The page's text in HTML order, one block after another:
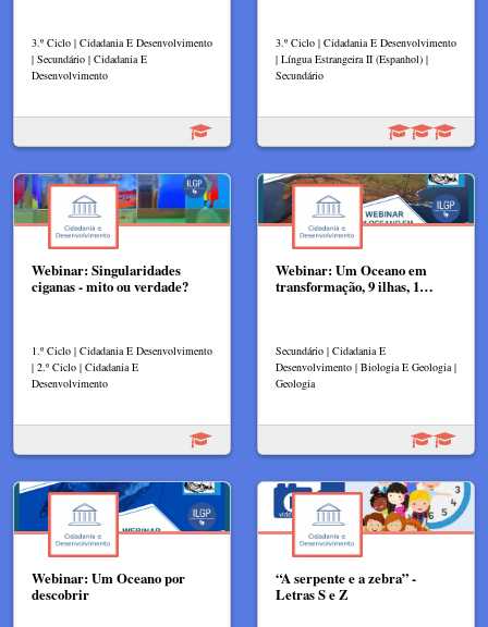
3.º Ciclo | Cidadania E Desenvolvimento
| Secundário | Cidadania E
Desenvolvimento
3.º Ciclo | Cidadania E Desenvolvimento
| Língua Estrangeira II (Espanhol) |
Secundário
Webinar: Singularidades
ciganas - mito ou verdade?
1.º Ciclo | Cidadania E Desenvolvimento
| 2.º Ciclo | Cidadania E
Desenvolvimento
Webinar: Um Oceano em
transformação, 9 ilhas, 1…
Secundário | Cidadania E
Desenvolvimento | Biologia E Geologia |
Geologia
Webinar: Um Oceano por
descobrir
“A serpente e a zebra” -
Letras S e Z